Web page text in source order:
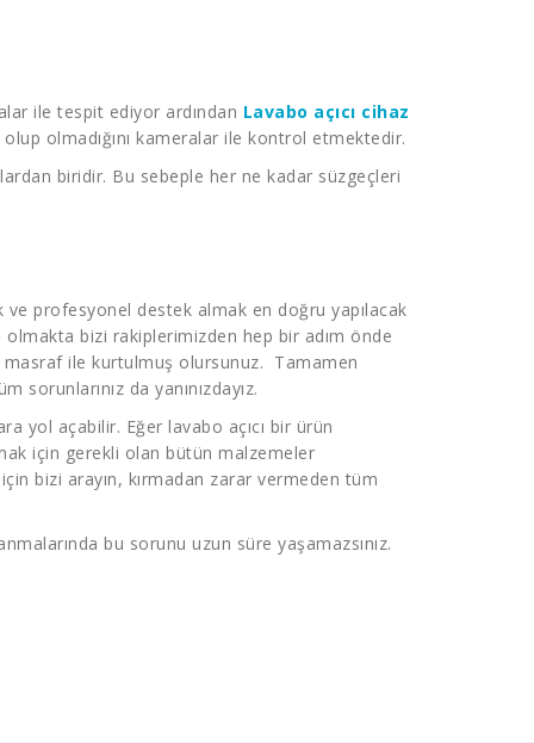
ile tespit ediyor ardından Lavabo açıcı cihaz
olup olmadığını kameralar ile kontrol etmektedir.
biridir. Bu sebeple her ne kadar süzgeçleri
profesyonel destek almak en doğru yapılacak
bizi rakiplerimizden hep bir adım önde
ile kurtulmuş olursunuz. Tamamen
da yanınızdayız.
yol açabilir. Eğer lavabo açıcı bir ürün
için gerekli olan bütün malzemeler
bizi arayın, kırmadan zarar vermeden tüm
bu sorunu uzun süre yaşamazsınız.